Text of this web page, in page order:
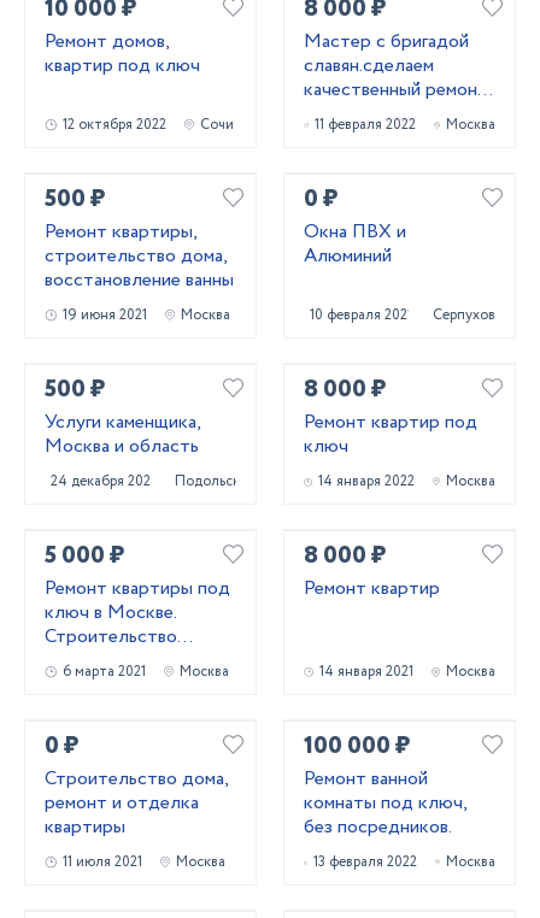
10 000 ₽
Ремонт домов,
квартир под ключ
12 октября 2022 Сочи
8 000 ₽
Мастер с бригадой
славян.сделаем
качественный ремонт
квартир
11 февраля 2022 Москва
500 ₽
Ремонт квартиры,
строительство дома,
восстановление ванны
19 июня 2021 Москва
0 ₽
Окна ПВХ и
Алюминий
10 февраля 2021 Серпухов
500 ₽
Услуги каменщика,
Москва и область
24 декабря 2020 Подольск
8 000 ₽
Ремонт квартир под
ключ
14 января 2022 Москва
5 000 ₽
Ремонт квартиры под
ключ в Москве.
Строительство
загородного дома.
6 марта 2021 Москва
8 000 ₽
Ремонт квартир
14 января 2021 Москва
0 ₽
Строительство дома,
ремонт и отделка
квартиры
11 июля 2021 Москва
100 000 ₽
Ремонт ванной
комнаты под ключ,
без посредников.
13 февраля 2022 Москва